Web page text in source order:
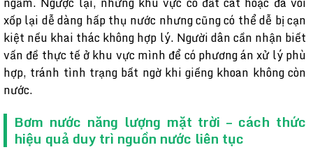
xốp lại dễ dàng hấp thụ nước nhưng cũng có thể dễ bị cạn
kiệt nếu khai thác không hợp lý. Người dân cần nhận biết
vấn đề thực tế ở khu vực mình để có phương án xử lý phù
hợp, tránh tình trạng bất ngờ khi giếng khoan không còn
nước.
Bơm nước năng lượng mặt trời – cách thức
hiệu quả duy trì nguồn nước liên tục